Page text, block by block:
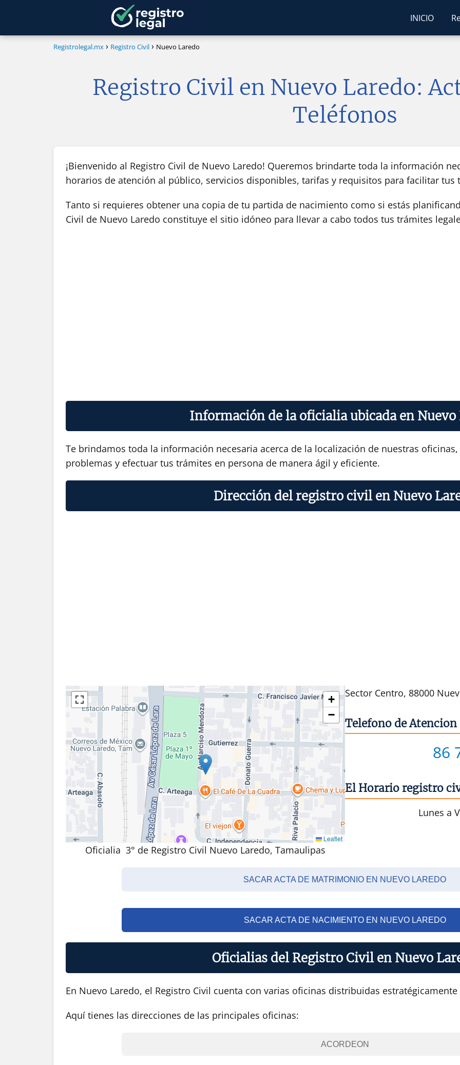
INICIO
Registrolegal.mx Registro Civil Nuevo Laredo
Registro Civil en Nuevo Laredo:
Teléfonos
¡Bienvenido al Registro Civil de Nuevo Laredo! Queremos brindarte toda la información
horarios de atención al público, servicios disponibles, tarifas y requisitos para facilitar tus
Tanto si requieres obtener una copia de tu partida de nacimiento como si estás
Civil de Nuevo Laredo constituye el sitio idóneo para llevar a cabo todos tus trámites
Información de la oficialia ubicada en Nuevo
Te brindamos toda la información necesaria acerca de la localización de nuestras
problemas y efectuar tus trámites en persona de manera ágil y eficiente.
Dirección del registro civil en Nuevo
+
−
Leaflet
Oficialia 3° de Registro Civil Nuevo Laredo, Tamaulipas
Sector Centro, 88000
Telefono de Atencion
86
El Horario registro
Lunes a
SACAR ACTA DE MATRIMONIO EN NUEVO LAREDO
SACAR ACTA DE NACIMIENTO EN NUEVO LAREDO
Oficialias del Registro Civil en Nuevo
En Nuevo Laredo, el Registro Civil cuenta con varias oficinas distribuidas
Aquí tienes las direcciones de las principales oficinas:
ACORDEON